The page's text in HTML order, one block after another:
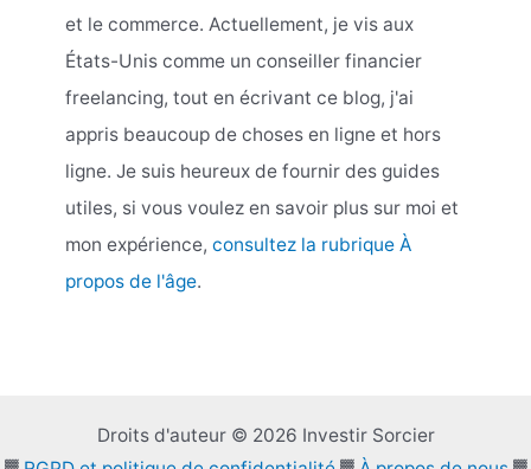
et le commerce. Actuellement, je vis aux
États-Unis comme un conseiller financier
freelancing, tout en écrivant ce blog, j'ai
appris beaucoup de choses en ligne et hors
ligne. Je suis heureux de fournir des guides
utiles, si vous voulez en savoir plus sur moi et
mon expérience, consultez la rubrique À
propos de l'âge.
Droits d'auteur © 2026 Investir Sorcier